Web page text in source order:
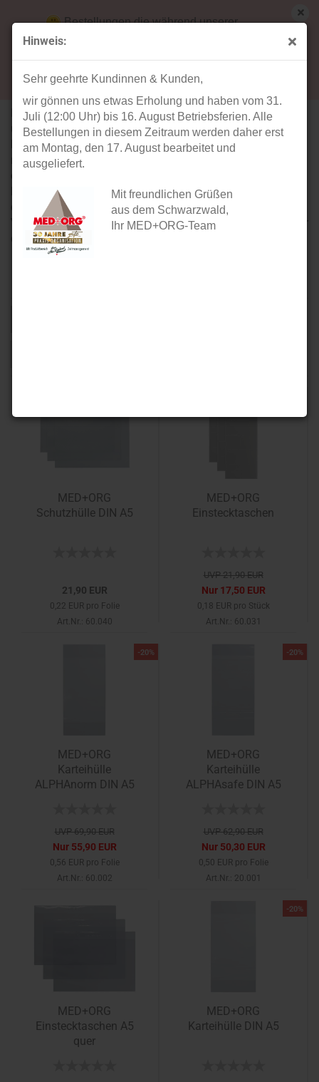
Hinweis:
Sehr geehrte Kundinnen & Kunden,
wir gönnen uns etwas Erholung und haben vom 31.
Juli (12:00 Uhr) bis 16. August Betriebsferien. Alle
Bestellungen in diesem Zeitraum werden daher erst
am Montag, den 17. August bearbeitet und
ausgeliefert.
Mit freundlichen Grüßen
aus dem Schwarzwald,
Ihr MED+ORG-Team
Bestellungen die während unserer
Betriebsferien (31. Juli ab 12:00 Uhr bis 16.
Die Einstecktaschen, Schutz-
und Karteihüllen von
MED+ORGaus rückstandsfrei
recyclingfähiger Weich-PVC-
bewahren Ihre Karteitaschen
oder sonstige Inhalte vor
Verschleiß und Verschmutzung und garantieren somit für
eine lange Haltbarkeit.
MED+ORG
Schutzhülle DIN A5
21,90 EUR
0,22 EUR pro Folie
Art.Nr.: 60.040
MED+ORG
Einstecktaschen
UVP 21,90 EUR
Nur 17,50 EUR
0,18 EUR pro Stück
Art.Nr.: 60.031
-20%
MED+ORG
Karteihülle
ALPHAnorm DIN A5
UVP 69,90 EUR
Nur 55,90 EUR
0,56 EUR pro Folie
Art.Nr.: 60.002
-20%
MED+ORG
Karteihülle
ALPHAsafe DIN A5
UVP 62,90 EUR
Nur 50,30 EUR
0,50 EUR pro Folie
Art.Nr.: 20.001
MED+ORG
Einstecktaschen A5
quer
-20%
MED+ORG
Karteihülle DIN A5